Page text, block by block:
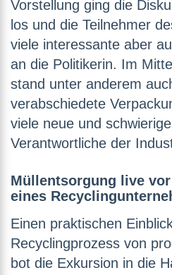
Vorstellung ging die
los und die Teilnehmer
viele interessante aber
an die Politikerin. Im
stand unter anderem
verabschiedete
viele neue und
Verantwortliche der
Müllentsorgung live
eines
Einen praktischen
Recyclingprozess von
bot die Exkursion in die